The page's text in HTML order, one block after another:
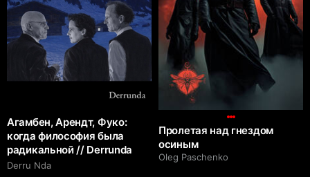
Агамбен, Арендт, Фуко:
когда философия была
радикальной // Derrunda
Derru Nda
Пролетая над гнездом
осиным
Oleg Paschenko